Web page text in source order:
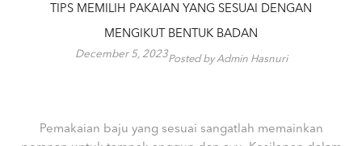
TIPS MEMILIH PAKAIAN YANG SESUAI DENGAN
MENGIKUT BENTUK BADAN
December 5, 2023Posted by Admin Hasnuri
Pemakaian baju yang sesuai sangatlah memainkan